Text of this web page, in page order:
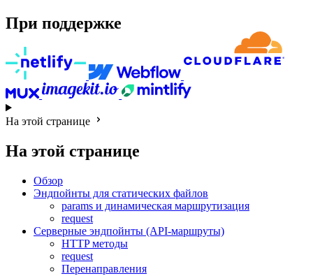
При поддержке
На этой странице
На этой странице
Обзор
Эндпойнты для статических файлов
params и динамическая маршрутизация
request
Серверные эндпойнты (API-маршруты)
HTTP методы
request
Перенаправления